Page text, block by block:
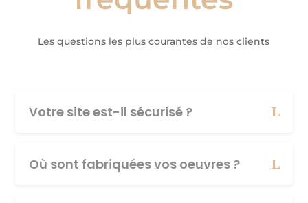
Les questions les plus courantes de nos clients
Votre site est-il sécurisé ?
Où sont fabriquées vos oeuvres ?